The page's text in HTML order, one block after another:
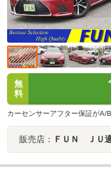
無
料
カーセンサーアフター保証がA/
販売店： ＦＵＮ ＪＵ